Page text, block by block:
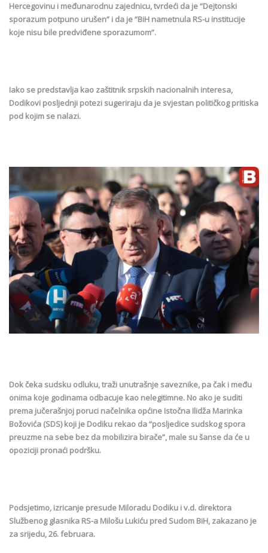
Hercegovinu i međunarodnu zajednicu, tvrdeći da je “Dejtonski
sporazum potpuno urušen” i da je “BiH nametnula RS-u institucije
koje nisu bile predviđene sporazumom”.
Iako se predstavlja kao zaštitnik srpskih nacionalnih interesa,
Dodikovi posljednji potezi sugeriraju da je svjestan političkog pritiska
pod kojim se nalazi.
Dok čeka sudsku odluku, traži unutrašnje saveznike, pa čak i među
onima koje godinama odbacuje kao nelegitimne. No ako je suditi
prema jučerašnjoj poruci načelnika općine Istočna Ilidža Marinka
Božovića (SDS) koji je Dodiku rekao da “posljedice sudskog spora
preuzme na sebe bez da mobilizira birače”, male su šanse da će u
opoziciji pronaći podršku.
Podsjetimo, izricanje presude Miloradu Dodiku i v.d. direktora
Službenog glasnika RS-a Milošu Lukiću pred Sudom BiH, zakazano je
za srijedu, 26. februara.